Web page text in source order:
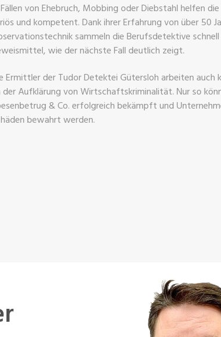
von Ehebruch, Mobbing oder Diebstahl helfen
und kompetent. Dank ihrer Erfahrung von über 50
sammeln die Berufsdetektive
wie der nächste Fall deutlich zeigt.
Ermittler der Tudor Detektei Gütersloh arbeiten auch
der Aufklärung von Wirtschaftskriminalität. Nur so
& Co. erfolgreich bekämpft und
bewahrt werden.